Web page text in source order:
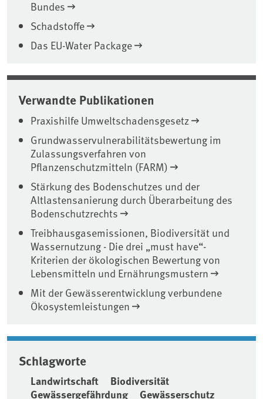
Bundes
Schadstoffe
Das EU-Water Package
Verwandte Publikationen
Praxishilfe Umweltschadensgesetz
Grundwasservulnerabilitätsbewertung im
Zulassungsverfahren von
Pflanzenschutzmitteln (FARM)
Stärkung des Bodenschutzes und der
Altlastensanierung durch Überarbeitung des
Bodenschutzrechts
Treibhausgasemissionen, Biodiversität und
Wassernutzung - Die drei „must have“-
Kriterien der ökologischen Bewertung von
Lebensmitteln und Ernährungsmustern
Mit der Gewässerentwicklung verbundene
Ökosystemleistungen
Schlagworte
Landwirtschaft
Biodiversität
Gewässergefährdung
Gewässerschutz